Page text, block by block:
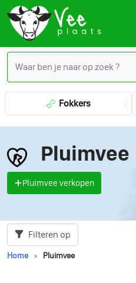
Fokkers
Pluimvee
Pluimvee verkopen
Filteren op
Home Pluimvee